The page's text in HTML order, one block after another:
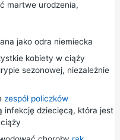
martwe urodzenia,
jako odra niemiecka
kobiety w ciąży
sezonowej, niezależnie
zespół policzków
infekcję dziecięcą, która jest